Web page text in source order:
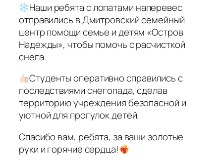
Наши ребята с лопатами наперевес
отправились в Дмитровский семейный
центр помощи семье и детям «Остров
Надежды», чтобы помочь с расчисткой
снега.
Студенты оперативно справились с
последствиями снегопада, сделав
территорию учреждения безопасной и
уютной для прогулок детей.
Спасибо вам, ребята, за ваши золотые
руки и горячие сердца!